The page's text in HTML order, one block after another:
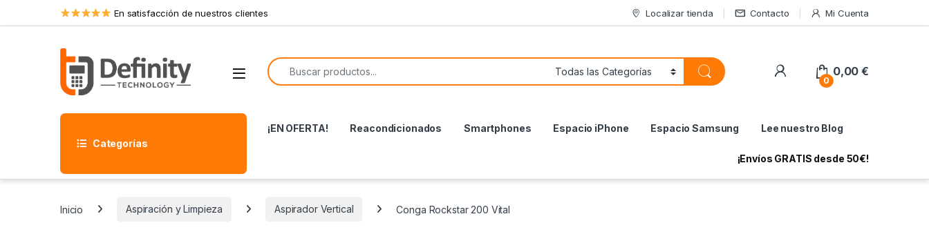
Skip to navigation
Skip to content En satisfacción de nuestros clientes Localizar tienda Contacto Mi Cuenta
Open
Search for:
My Account
0
0,00€
Categorías
¡EN OFERTA! Reacondicionados Smartphones Espacio iPhone Espacio Samsung Lee nuestro Blog
¡Envíos GRATIS desde 50€!
Inicio Aspiración y Limpieza Aspirador Vertical Conga Rockstar 200 Vital